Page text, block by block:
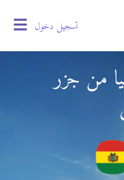
تسجيل دخول
من جزر